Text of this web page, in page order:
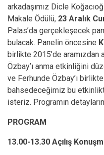
arkadaşımız Dicle
Makale Ödülü, 23 Aralık
Palas’da gerçekleşecek
bulacak. Panelin öncesine
birlikte 2015’de aramızdan
Özbay’ı anma etkinliğini
ve Ferhunde Özbay’ı
bahsedeceğimiz bu
isteriz. Programın
PROGRAM
13.00-13.30 Açılış